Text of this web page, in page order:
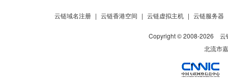
云链域名注册 | 云链香港空间 | 云链虚拟主机 | 云链服务器
Copyright © 2008-2026
云
北流市